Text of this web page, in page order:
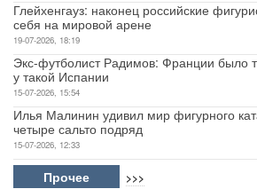
Глейхенгауз: наконец российские
себя на мировой арене
19-07-2026, 18:19
Экс-футболист Радимов: Франции было
у такой Испании
15-07-2026, 15:54
Илья Малинин удивил мир фигурного
четыре сальто подряд
15-07-2026, 12:33
Прочее >>>